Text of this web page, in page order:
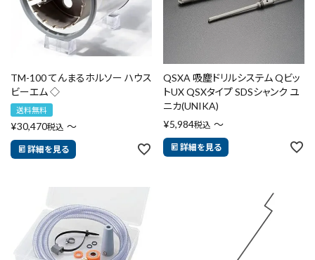
TM-100 てんまるホルソー ハウス
ビーエム ◇
送料無料
¥30,470税込 〜
詳細を見る
QSXA 吸塵ドリルシステム Qビッ
トUX QSXタイプ SDSシャンク ユ
ニカ(UNIKA)
¥5,984税込 〜
詳細を見る